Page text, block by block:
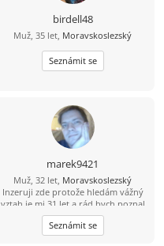
birdell48
Muž, 35 let, Moravskoslezský
Seznámit se
marek9421
Muž, 32 let, Moravskoslezský
Inzeruji zde protože hledám vážný
vztah je mi 31 let a rád bych poznal
tu pravou. Abych byl řekl pravdu
mám epilepsii od 15 let takže bydlím
s mamkou v Havířově nemějte mi to
Seznámit se